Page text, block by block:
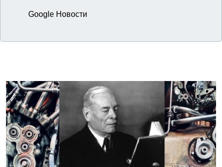
Google Новости